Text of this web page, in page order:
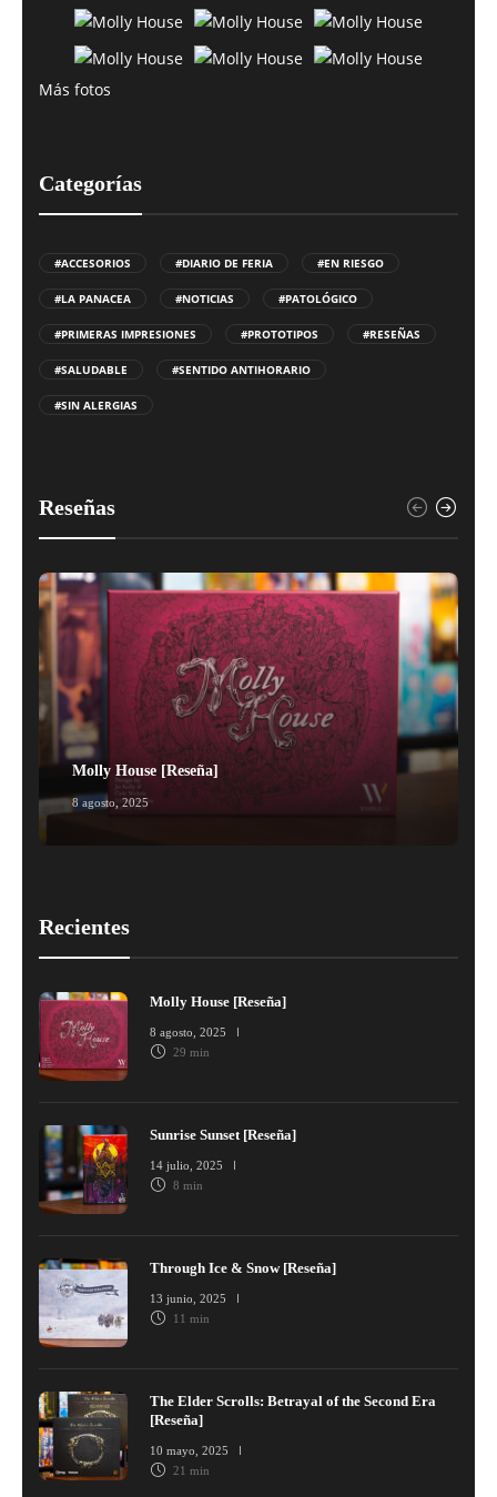
Más fotos
Categorías
#ACCESORIOS #DIARIO DE FERIA #EN RIESGO
#LA PANACEA #NOTICIAS #PATOLÓGICO
#PRIMERAS IMPRESIONES #PROTOTIPOS #RESEÑAS
#SALUDABLE #SENTIDO ANTIHORARIO
#SIN ALERGIAS
Reseñas
Molly House [Reseña]
8 agosto, 2025
Recientes
Molly House [Reseña]
8 agosto, 2025
29 min
Sunrise Sunset [Reseña]
14 julio, 2025
8 min
Through Ice & Snow [Reseña]
13 junio, 2025
11 min
The Elder Scrolls: Betrayal of the Second Era
[Reseña]
10 mayo, 2025
21 min